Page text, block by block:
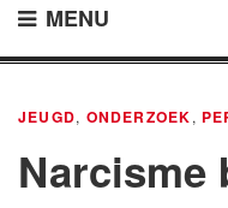
MENU
JEUGD, ONDERZOEK ,
Narcisme